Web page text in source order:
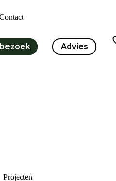
Contact
Advies
Projecten